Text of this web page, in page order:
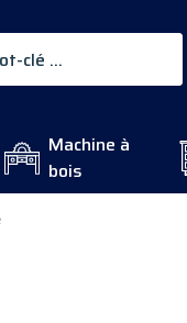
Machine à
bois